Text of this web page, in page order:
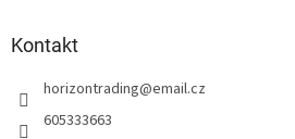
Kontakt
horizontrading@email.cz
605333663